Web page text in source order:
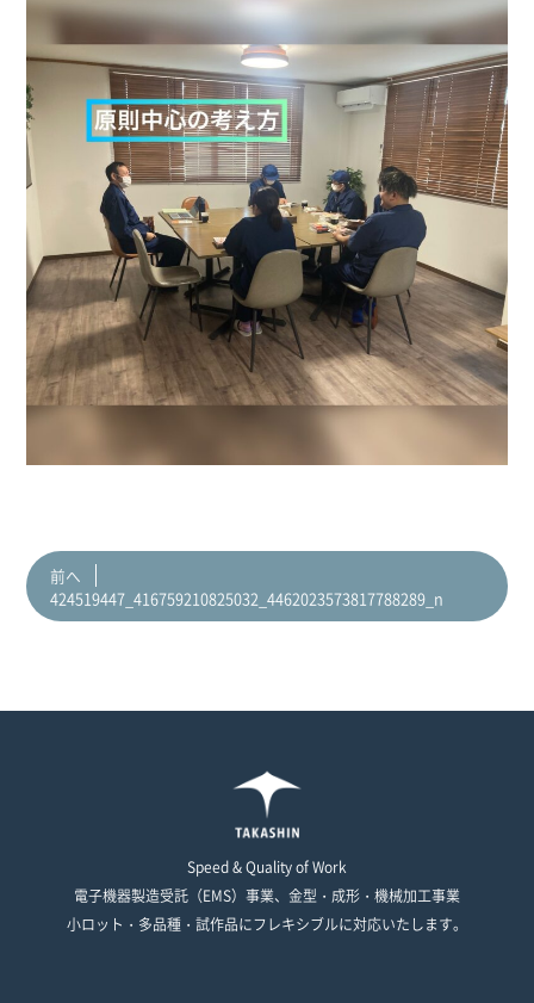
前へ
424519447_416759210825032_4462023573817788289_n
Speed & Quality of Work
電子機器製造受託（EMS）事業、金型・成形・機械加工事業
小ロット・多品種・試作品にフレキシブルに対応いたします。